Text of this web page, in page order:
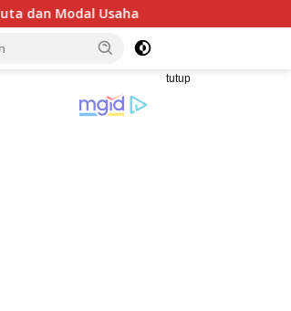
Mahasiswa Taiwan Gelar
tutup